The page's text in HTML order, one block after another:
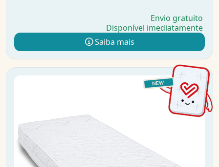
Envio gratuito
Disponível imediatamente
Saiba mais